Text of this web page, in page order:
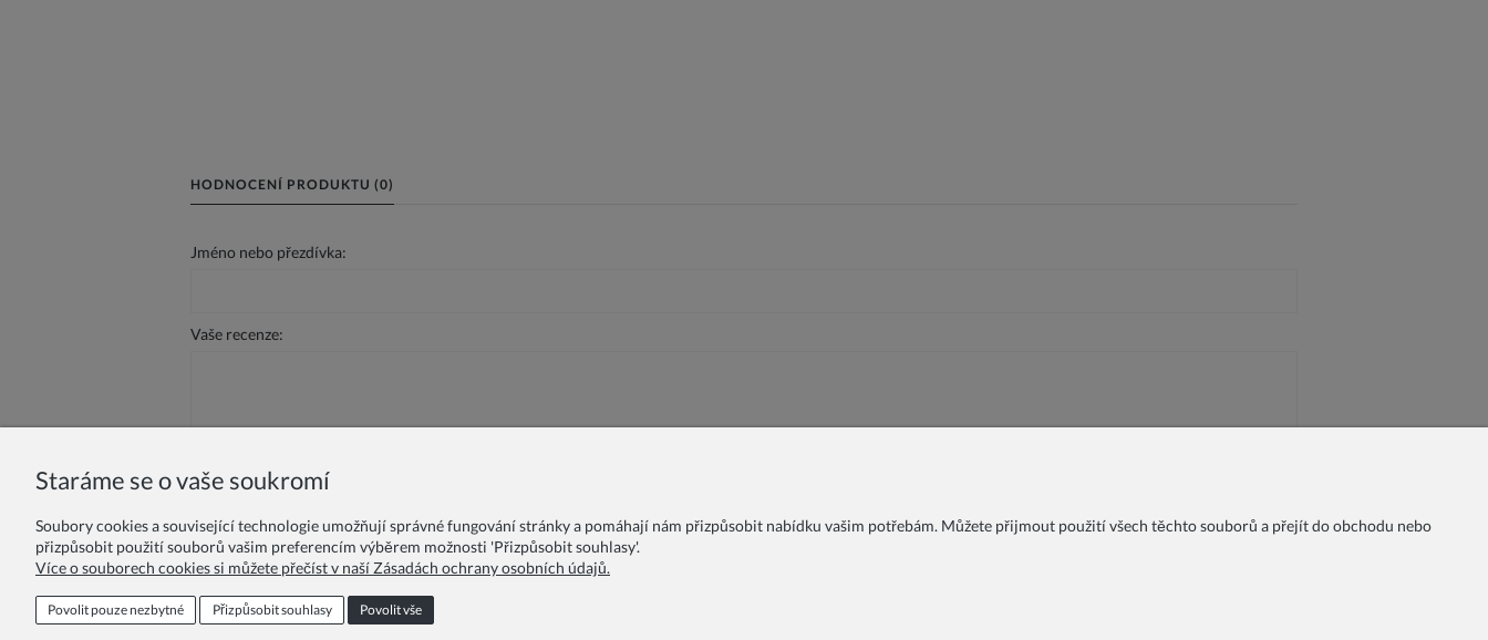
HODNOCENÍ PRODUKTU (0)
Jméno nebo přezdívka:
Vaše recenze:
Odeslat
Věrnostní program Pro školy a školky
Staráme se o vaše soukromí
Soubory cookies a související technologie umožňují správné fungování stránky a pomáhají nám přizpůsobit nabídku vašim potřebám. Můžete přijmout použití všech těchto souborů a přejít do obchodu nebo
přizpůsobit použití souborů vašim preferencím výběrem možnosti 'Přizpůsobit souhlasy'.
Více o souborech cookies si můžete přečíst v naší Zásadách ochrany osobních údajů.
Povolit pouze nezbytné Přizpůsobit souhlasy Povolit vše